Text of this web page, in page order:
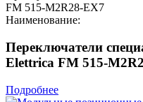
FM 515-M2R28-EX7
Наименование:
Переключатели
Elettrica FM 515-
Подробнее